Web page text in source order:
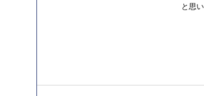
と思